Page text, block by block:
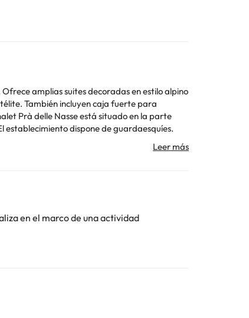
amplias suites decoradas en estilo alpino
establecimiento dispone de guardaesquíes.
información de esta ficha está sujeta a
en el marco de una actividad